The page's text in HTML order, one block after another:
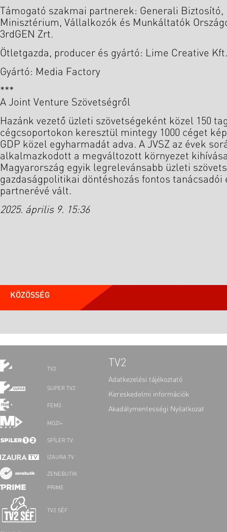
Támogató szakmai partnerek: Generali
Minisztérium, Vállalkozók és Munkáltatók
3rdGEN Zrt.
Ötletgazda, producer és gyártó: Lime Creative Kft.
Gyártó: Media Factory
***
A Joint Venture Szövetségről
Hazánk vezető üzleti szövetségeként közel 150
cégcsoportokon keresztül mintegy 1000 céget
GDP közel egyharmadát adva. A JVSZ az évek
alkalmazkodott a megváltozott környezet
Magyarország egyik legrelevánsabb üzleti
gazdaságpolitikai döntéshozás fontos tanácsadói
partnerévé vált.
2025. április 9. 15:36
KÖZÖSSÉG
TV2
SUPER TV2
FEM3
MOZI+
SPÍLER TV
IZAURA TV
ZENEBUTIK
PRIME
TV2 SÉF
TV2
Adatkezelési tájékoztató
Kereskedelmi információk
Akadálymentességi Nyilatkozat